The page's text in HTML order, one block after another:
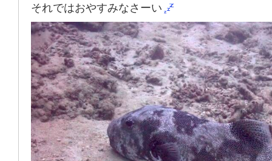
それではおやすみなさーい